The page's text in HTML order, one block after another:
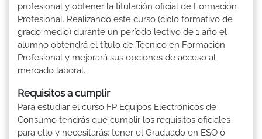
profesional y obtener la titulación oficial de Formación
Profesional. Realizando este curso (ciclo formativo de
grado medio) durante un período lectivo de 1 año el
alumno obtendrá el título de Técnico en Formación
Profesional y mejorará sus opciones de acceso al
mercado laboral.
Requisitos a cumplir
Para estudiar el curso FP Equipos Electrónicos de
Consumo tendrás que cumplir los requisitos oficiales
para ello y necesitarás: tener el Graduado en ESO ó